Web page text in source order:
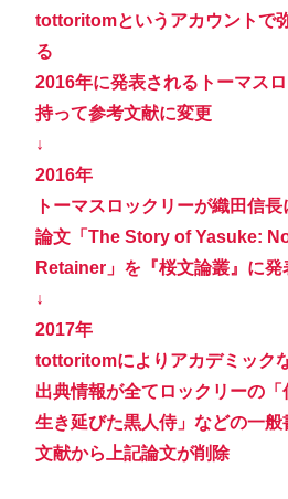
tottoritomというアカウントで
る
2016年に発表されるトーマス
持って参考文献に変更
↓
2016年
トーマスロックリーが織田信
論文「The Story of Yasuke:
Retainer」を『桜文論叢』に発
↓
2017年
tottoritomによりアカデミック
出典情報が全てロックリーの
生き延びた黒人侍」などの一
文献から上記論文が削除